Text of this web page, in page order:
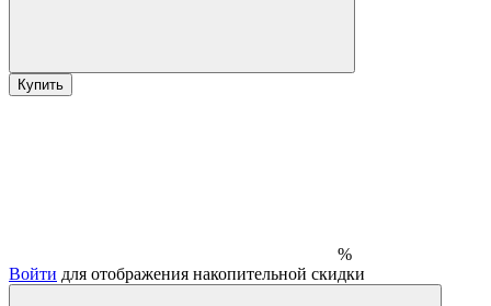
Купить
%
Войти для отображения накопительной скидки